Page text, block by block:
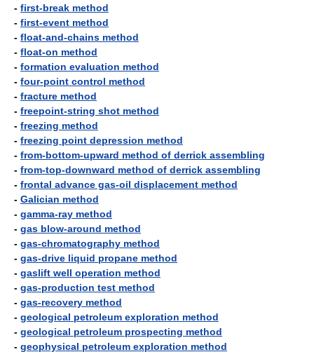
- first-break method
- first-event method
- float-and-chains method
- float-on method
- formation evaluation method
- four-point control method
- fracture method
- freepoint-string shot method
- freezing method
- freezing point depression method
- from-bottom-upward method of derrick assembling
- from-top-downward method of derrick assembling
- frontal advance gas-oil displacement method
- Galician method
- gamma-ray method
- gas blow-around method
- gas-chromatography method
- gas-drive liquid propane method
- gaslift well operation method
- gas-production test method
- gas-recovery method
- geological petroleum exploration method
- geological petroleum prospecting method
- geophysical petroleum exploration method